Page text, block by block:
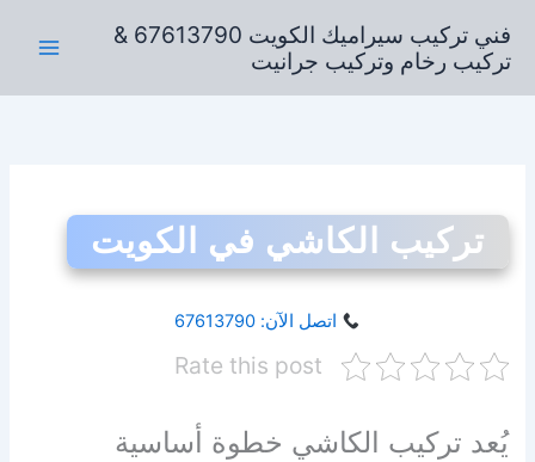
المحتوى
فني تركيب سيراميك الكويت 67613790 &
تركيب رخام وتركيب جرانيت
تركيب الكاشي في الكويت
اتصل الآن: 67613790
Rate this post
يُعد تركيب الكاشي خطوة أساسية